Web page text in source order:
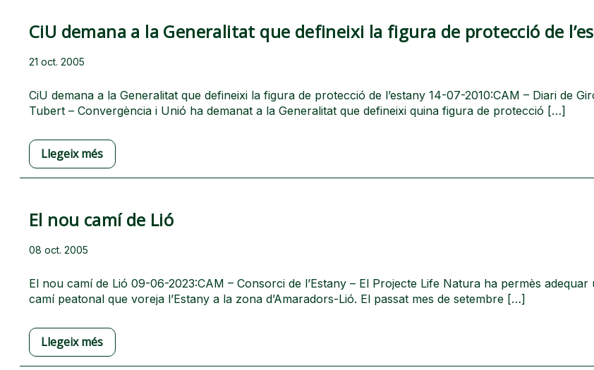
CiU demana a la Generalitat que defineixi la figura de protecció de
21 oct. 2005
CiU demana a la Generalitat que defineixi la figura de protecció de l’estany 14-07-2010:CAM – Diari de
Tubert – Convergència i Unió ha demanat a la Generalitat que defineixi quina figura de protecció […]
Llegeix més
El nou camí de Lió
08 oct. 2005
El nou camí de Lió 09-06-2023:CAM – Consorci de l’Estany – El Projecte Life Natura ha permès
camí peatonal que voreja l’Estany a la zona d’Amaradors-Lió. El passat mes de setembre […]
Llegeix més